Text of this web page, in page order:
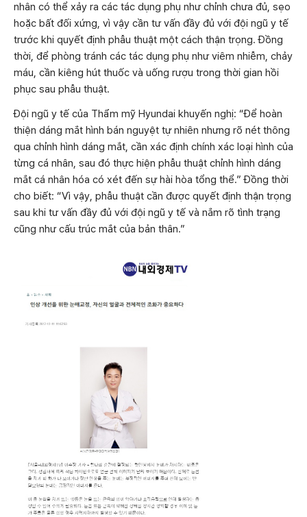
nhân có thể xảy ra các tác dụng phụ như chỉnh chưa đủ, sẹo
hoặc bất đối xứng, vì vậy cần tư vấn đầy đủ với đội ngũ y tế
trước khi quyết định phẫu thuật một cách thận trọng. Đồng
thời, để phòng tránh các tác dụng phụ như viêm nhiễm, chảy
máu, cần kiêng hút thuốc và uống rượu trong thời gian hồi
phục sau phẫu thuật.
Đội ngũ y tế của Thẩm mỹ Hyundai khuyến nghị: “Để hoàn
thiện dáng mắt hình bán nguyệt tự nhiên nhưng rõ nét thông
qua chỉnh hình dáng mắt, cần xác định chính xác loại hình của
từng cá nhân, sau đó thực hiện phẫu thuật chỉnh hình dáng
mắt cá nhân hóa có xét đến sự hài hòa tổng thể.” Đồng thời
cho biết: “Vì vậy, phẫu thuật cần được quyết định thận trọng
sau khi tư vấn đầy đủ với đội ngũ y tế và nắm rõ tình trạng
cũng như cấu trúc mắt của bản thân.”